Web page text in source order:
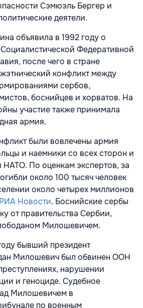
Сэмюэль Бергер и
деятели.
объявила в 1992 году о
Федеративной
после чего в стране
конфликт между
сербов,
боснийцев и хорватов. На
участие также принимала
армия.
были вовлечены армия
и наемники со всех сторон и
По оценкам экспертов, за
около 100 тысяч человек
около четырех миллионов
РИА Новости. Боснийские сербы
от правительства Сербии,
Милошевичем.
бывший президент
Милошевич был обвинен ООН
нарушении
и геноциде. Судебное
Милошевичем в
по военным